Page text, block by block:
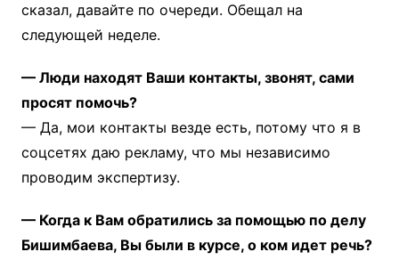
сказал, давайте по очереди. Обещал на
следующей неделе.
— Люди находят Ваши контакты, звонят, сами
просят помочь?
— Да, мои контакты везде есть, потому что я в
соцсетях даю рекламу, что мы независимо
проводим экспертизу.
— Когда к Вам обратились за помощью по делу
Бишимбаева, Вы были в курсе, о ком идет речь?